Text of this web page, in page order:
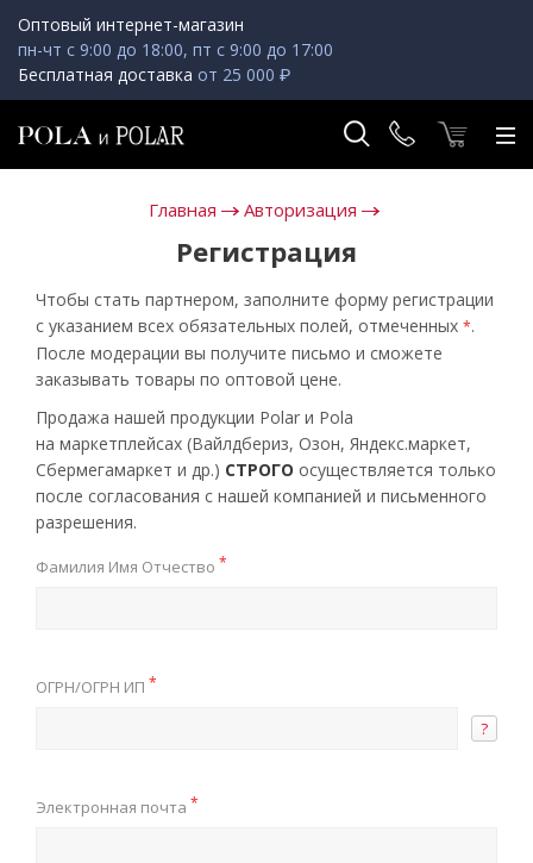
Оптовый интернет-магазин
пн-чт с 9:00 до 18:00, пт с 9:00 до 17:00
Бесплатная доставка от 25 000 ₽
Главная Авторизация
Регистрация
Чтобы стать партнером, заполните форму регистрации
с указанием всех обязательных полей, отмеченных *.
После модерации вы получите письмо и сможете
заказывать товары по оптовой цене.
Продажа нашей продукции Polar и Pola
на маркетплейсах (Вайлдбериз, Озон, Яндекс.маркет,
Сбермегамаркет и др.) СТРОГО осуществляется только
после согласования с нашей компанией и письменного
разрешения.
Фамилия Имя Отчество *
ОГРН/ОГРН ИП *
?
Электронная почта *